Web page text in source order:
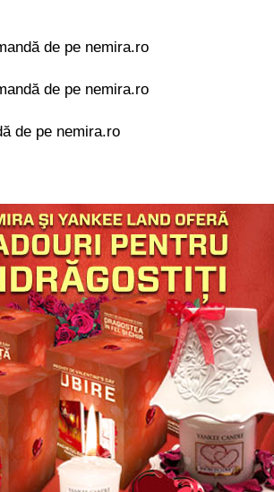
de pe nemira.ro
de pe nemira.ro
de pe nemira.ro